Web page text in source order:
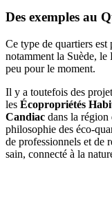
Des exemples au
Ce type de quartiers est
notamment la Suède,
peu pour le moment.
Il y a toutefois des
les Écopropriétés
Candiac dans la région
philosophie des éco-
de professionnels et de
sain, connecté à la